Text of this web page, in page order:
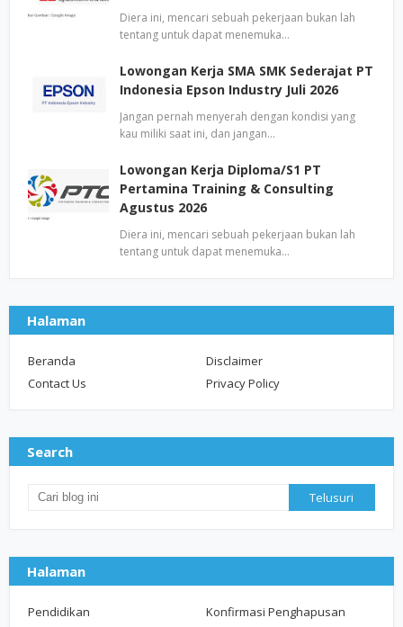
Diera ini, mencari sebuah pekerjaan bukan lah
tentang untuk dapat menemuka…
Lowongan Kerja SMA SMK Sederajat PT
Indonesia Epson Industry Juli 2026
Jangan pernah menyerah dengan kondisi yang
kau miliki saat ini, dan jangan…
Lowongan Kerja Diploma/S1 PT
Pertamina Training & Consulting
Agustus 2026
Diera ini, mencari sebuah pekerjaan bukan lah
tentang untuk dapat menemuka…
Halaman
Beranda
Disclaimer
Contact Us
Privacy Policy
Search
Halaman
Pendidikan Konfirmasi Penghapusan